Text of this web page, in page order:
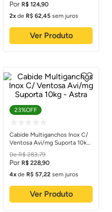
R$ 124,90
2
de R$ 62,45 sem juros
Ver Produto
23%OFF
Cabide Multiganchos Inox C/
Ventosa Avi/mg Suporta 10kg
- Astra
R$ 283,79
R$ 228,90
4
de R$ 57,22 sem juros
Ver Produto